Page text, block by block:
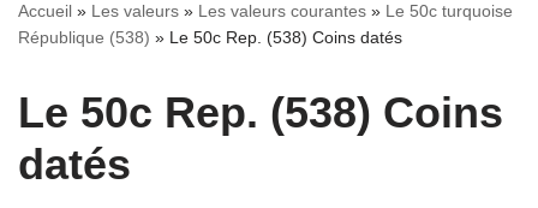
Accueil » Les valeurs » Les valeurs courantes » Le 50c turquoise
République (538) » Le 50c Rep. (538) Coins datés
Le 50c Rep. (538) Coins
datés